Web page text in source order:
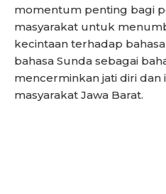
momentum penting bagi
masyarakat untuk
kecintaan terhadap
bahasa Sunda sebagai
mencerminkan jati diri dan
masyarakat Jawa Barat.